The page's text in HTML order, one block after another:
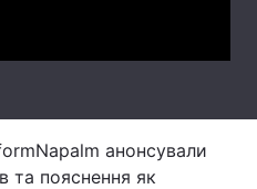
анонсували
та пояснення як